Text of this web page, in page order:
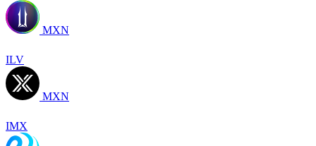
MXN
ILV
MXN
IMX